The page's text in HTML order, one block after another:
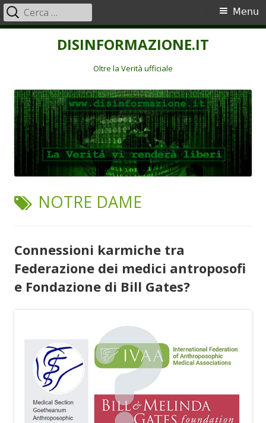
DISINFORMAZIONE.IT
Oltre la Verità ufficiale
Menu
principale
Menu
Ricerca
per:
TAG:
NOTRE DAME
Connessioni karmiche tra
Federazione dei medici antroposofi
e Fondazione di Bill Gates?